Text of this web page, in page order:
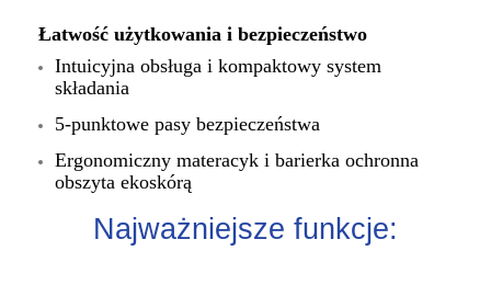
Łatwość użytkowania i bezpieczeństwo
Intuicyjna obsługa i kompaktowy system
składania
5-punktowe pasy bezpieczeństwa
Ergonomiczny materacyk i barierka ochronna
obszyta ekoskórą
Najważniejsze funkcje: